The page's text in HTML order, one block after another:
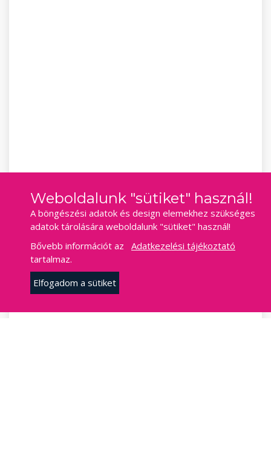
Weboldalunk "sütiket" használ!
A böngészési adatok és design elemekhez szükséges
adatok tárolására weboldalunk "sütiket" használ!
Bővebb információt az Adatkezelési tájékoztató
tartalmaz.
Elfogadom a sütiket